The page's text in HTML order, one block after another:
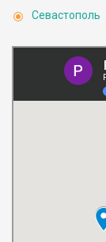
Севастополь